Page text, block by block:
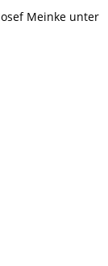
Meinke unter